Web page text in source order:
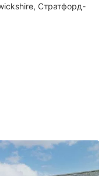
Стратфорд-